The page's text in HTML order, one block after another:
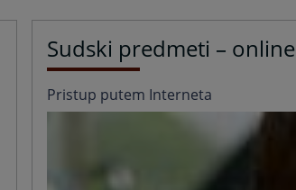
Sudski predmeti – online
Pristup putem Interneta